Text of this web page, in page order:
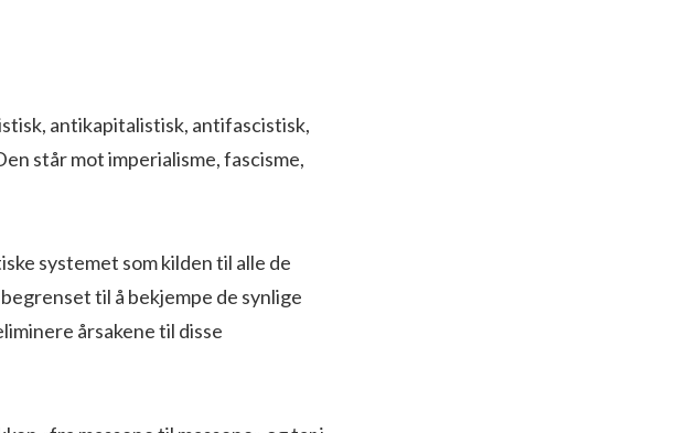
antikapitalistisk, antifascistisk,
står mot imperialisme, fascisme,
systemet som kilden til alle de
til å bekjempe de synlige
årsakene til disse